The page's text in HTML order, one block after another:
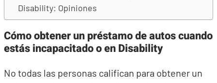
Disability: Opiniones
Cómo obtener un préstamo de autos cuando
estás incapacitado o en Disability
No todas las personas califican para obtener un